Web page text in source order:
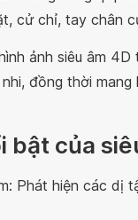
cử chỉ, tay chân
ảnh siêu âm
đồng thời
bật của
Phát hiện các dị